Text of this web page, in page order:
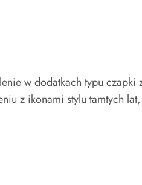
w dodatkach typu
z ikonami stylu tamtych